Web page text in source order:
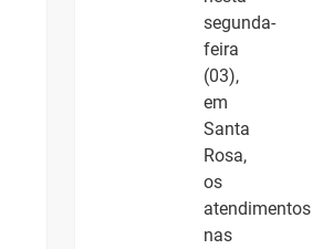
segunda-
feira
(03),
em
Santa
Rosa,
os
atendimentos
nas